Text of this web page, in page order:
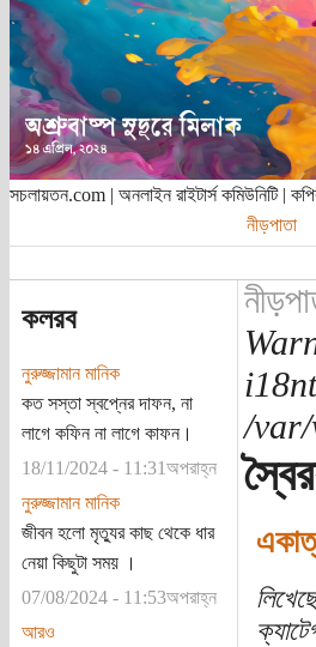
সচলায়তন.com | অনলাইন রাইটার্স কমিউনিটি |
নীড়পাতা
কলরব
নুরুজ্জামান মানিক
কত সস্তা স্বপ্নের দাফন, না
লাগে কফিন না লাগে কাফন।
18/11/2024 - 11:31অপরাহ্ন
নুরুজ্জামান মানিক
জীবন হলো মৃত্যুর কাছ থেকে ধার
নেয়া কিছুটা সময় ।
07/08/2024 - 11:53অপরাহ্ন
আরও
/var/